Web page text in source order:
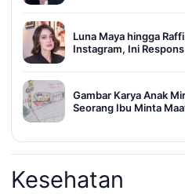
Luna Maya hingga
Instagram, Ini
Gambar Karya Anak
Seorang Ibu Minta
Kesehatan